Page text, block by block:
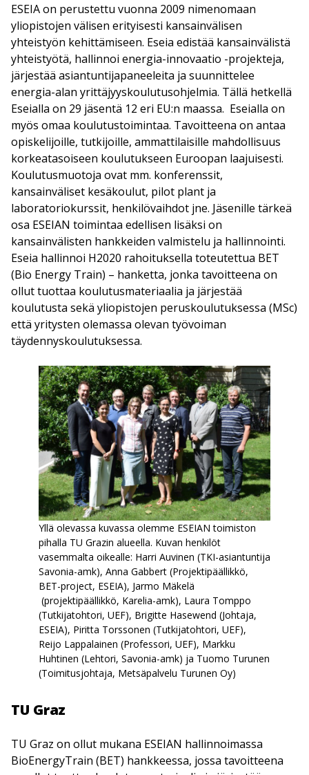
ESEIA on perustettu vuonna 2009 nimenomaan
yliopistojen välisen erityisesti kansainvälisen
yhteistyön kehittämiseen. Eseia edistää kansainvälistä
yhteistyötä, hallinnoi energia-innovaatio -projekteja,
järjestää asiantuntijapaneeleita ja suunnittelee
energia-alan yrittäjyyskoulutusohjelmia. Tällä hetkellä
Eseialla on 29 jäsentä 12 eri EU:n maassa. Eseialla on
myös omaa koulutustoimintaa. Tavoitteena on antaa
opiskelijoille, tutkijoille, ammattilaisille mahdollisuus
korkeatasoiseen koulutukseen Euroopan laajuisesti.
Koulutusmuotoja ovat mm. konferenssit,
kansainväliset kesäkoulut, pilot plant ja
laboratoriokurssit, henkilövaihdot jne. Jäsenille tärkeä
osa ESEIAN toimintaa edellisen lisäksi on
kansainvälisten hankkeiden valmistelu ja hallinnointi.
Eseia hallinnoi H2020 rahoituksella toteutettua BET
(Bio Energy Train) – hanketta, jonka tavoitteena on
ollut tuottaa koulutusmateriaalia ja järjestää
koulutusta sekä yliopistojen peruskoulutuksessa (MSc)
että yritysten olemassa olevan työvoiman
täydennyskoulutuksessa.
Yllä olevassa kuvassa olemme ESEIAN toimiston
pihalla TU Grazin alueella. Kuvan henkilöt
vasemmalta oikealle: Harri Auvinen (TKI-asiantuntija
Savonia-amk), Anna Gabbert (Projektipäällikkö,
BET-project, ESEIA), Jarmo Mäkelä
(projektipäällikkö, Karelia-amk), Laura Tomppo
(Tutkijatohtori, UEF), Brigitte Hasewend (Johtaja,
ESEIA), Piritta Torssonen (Tutkijatohtori, UEF),
Reijo Lappalainen (Professori, UEF), Markku
Huhtinen (Lehtori, Savonia-amk) ja Tuomo Turunen
(Toimitusjohtaja, Metsäpalvelu Turunen Oy)
TU Graz
TU Graz on ollut mukana ESEIAN hallinnoimassa
BioEnergyTrain (BET) hankkeessa, jossa tavoitteena